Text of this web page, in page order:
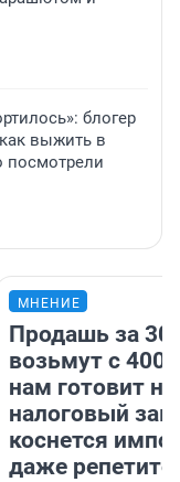
блогер
выжить в
посмотрели
МНЕНИЕ
Продашь за
возьмут с
нам готовит
налоговый
коснется
даже